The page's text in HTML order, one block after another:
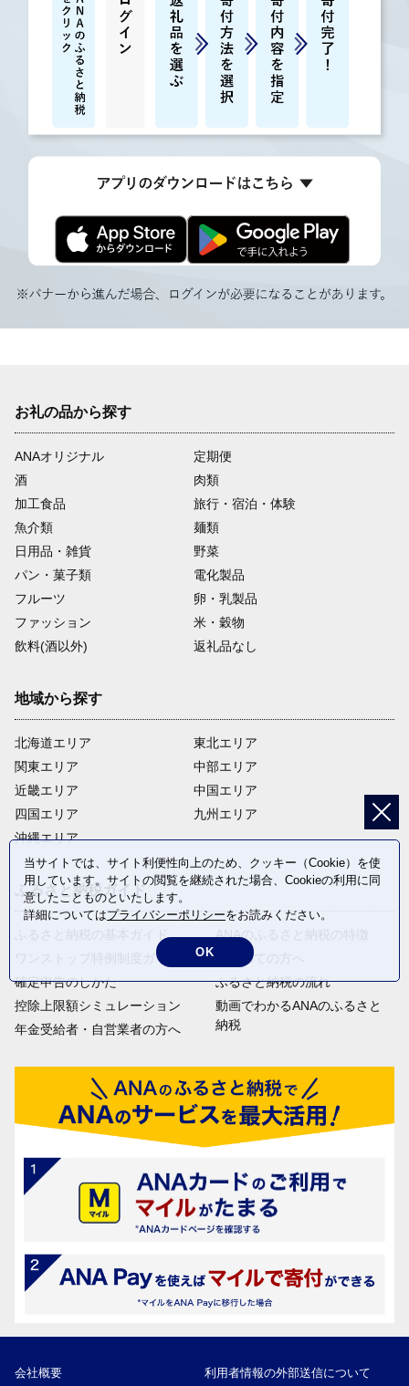
お礼の品から探す
ANAオリジナル
定期便
酒
肉類
加工食品
旅行・宿泊・体験
魚介類
麺類
日用品・雑貨
野菜
パン・菓子類
電化製品
フルーツ
卵・乳製品
ファッション
米・穀物
飲料(酒以外)
返礼品なし
地域から探す
北海道エリア
関東エリア
近畿エリア
四国エリア
沖縄エリア
東北エリア
中部エリア
中国エリア
九州エリア
ふるさと納税ガイド
ふるさと納税の基本ガイド
ワンストップ特例制度ガイド
確定申告のしかた
控除上限額シミュレーション
年金受給者・自営業者の方へ
ANAのふるさと納税の特徴
はじめての方へ
ふるさと納税の流れ
動画でわかるANAのふるさと
納税
会社概要 利用者情報の外部送信について
当サイトでは、サイト利便性向上のため、クッキー（Cookie）を使
用しています。サイトの閲覧を継続された場合、Cookieの利用に同
意したことものといたします。
詳細についてはプライバシーポリシーをお読みください。
OK